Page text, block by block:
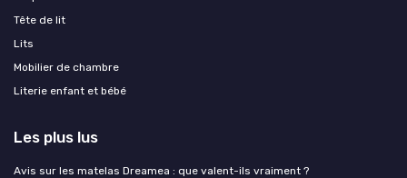
Tête de lit
Lits
Mobilier de chambre
Literie enfant et bébé
Les plus lus
Avis sur les matelas Dreamea : que valent-ils vraiment ?